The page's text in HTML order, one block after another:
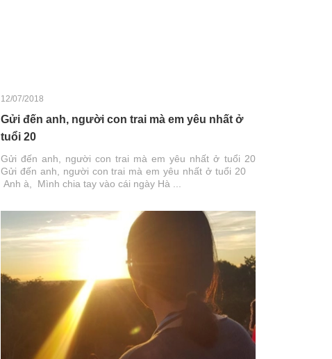
12/07/2018
Gửi đến anh, người con trai mà em yêu nhất ở
tuổi 20
Gửi đến anh, người con trai mà em yêu nhất ở tuổi 20
Gửi đến anh, người con trai mà em yêu nhất ở tuổi 20
Anh à, Mình chia tay vào cái ngày Hà ...